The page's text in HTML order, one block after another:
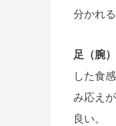
分かれ
足（腕）
した食
み応え
良い。